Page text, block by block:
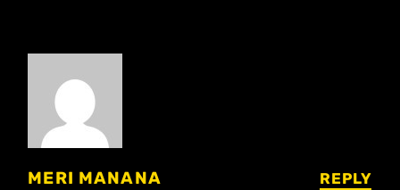
MERI MANANA REPLY